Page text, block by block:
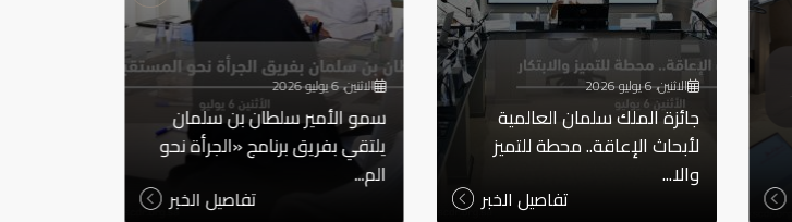
الاثنين، 6 يوليو 2026
جائزة الملك سلمان العالمية
لأبحاث الإعاقة.. محطة للتميز
والا...
تفاصيل الخبر
الاثنين، 6 يوليو 2026
سمو الأمير سلطان بن سلمان
يلتقي بفريق برنامج «الجرأة نحو
الم...
تفاصيل الخبر